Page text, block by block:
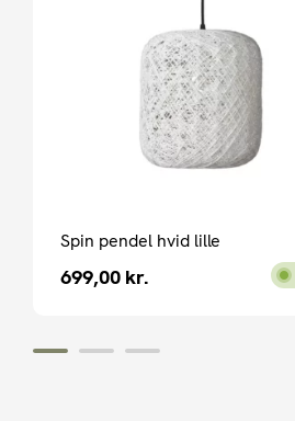
Spin pendel hvid lille
699,00 kr.